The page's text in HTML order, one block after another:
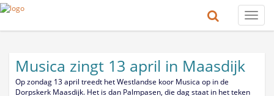
Toggle
Musica zingt 13 april in Maasdijk
Op zondag 13 april treedt het Westlandse koor Musica op in de
Dorpskerk Maasdijk. Het is dan Palmpasen, die dag staat in het teken